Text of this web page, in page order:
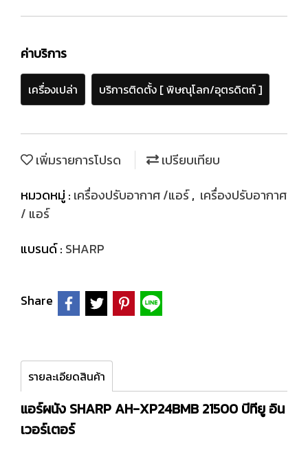
ค่าบริการ
เครื่องเปล่า บริการติดตั้ง [ พิษณุโลก/อุตรดิตถ์ ]
เพิ่มรายการโปรด
เปรียบเทียบ
หมวดหมู่ : เครื่องปรับอากาศ /แอร์, เครื่องปรับอากาศ
/ แอร์
แบรนด์ : SHARP
Share
รายละเอียดสินค้า
แอร์ผนัง SHARP AH-XP24BMB 21500 บีทียู อิน
เวอร์เตอร์